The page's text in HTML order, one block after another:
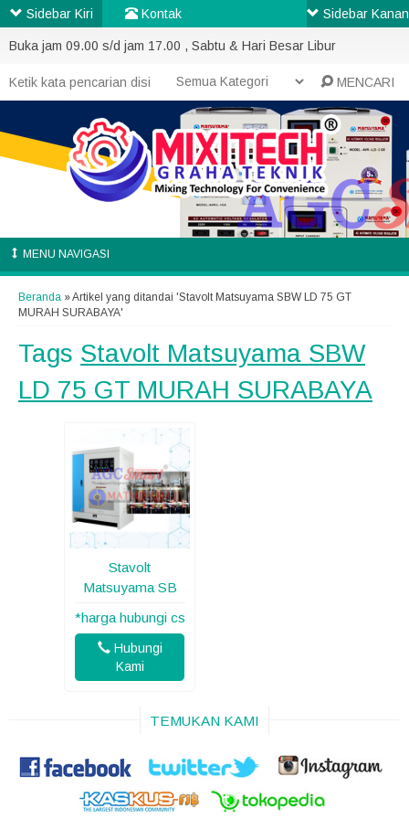
Buka jam 09.00 s/d jam 17.00 , Sabtu & Hari Besar Libur
MENCARI
MENU NAVIGASI
Beranda »Artikel yang ditandai 'Stavolt Matsuyama SBW LD 75 GT
MURAH SURABAYA'
Tags Stavolt Matsuyama SBW
LD 75 GT MURAH SURABAYA
Stavolt
Matsuyama SB
*harga hubungi cs
Hubungi
Kami
TEMUKAN KAMI
Sidebar Kiri Kontak Sidebar Kanan